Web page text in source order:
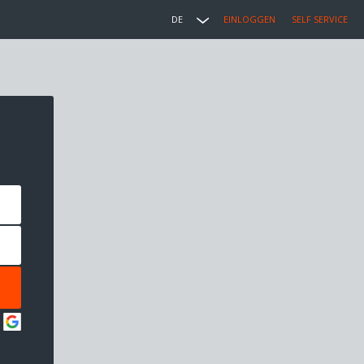
DE EINLOGGEN SELF SERVICE